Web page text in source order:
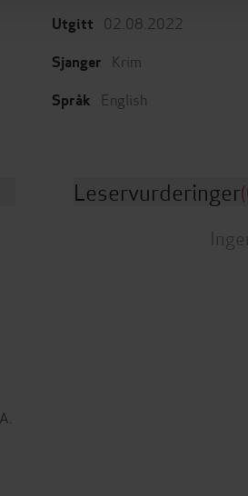
Utgitt 02.08.2022
Sjanger Krim
Språk English
Leservurderinger